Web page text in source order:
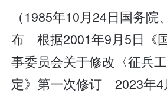
（1985年10月24日国务院
布 根据2001年9月5日《
事委员会关于修改〈征兵
定》第一次修订 2023年4